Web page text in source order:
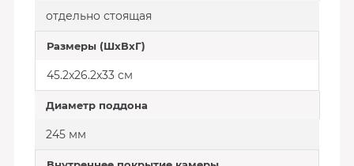
отдельно стоящая
Размеры (ШxВxГ)
45.2x26.2x33 cм
Диаметр поддона
245 мм